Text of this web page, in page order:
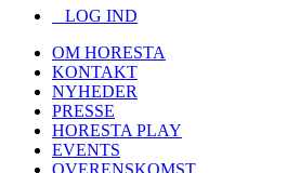
LOG IND
OM HORESTA
KONTAKT
NYHEDER
PRESSE
HORESTA PLAY
EVENTS
OVERENSKOMST